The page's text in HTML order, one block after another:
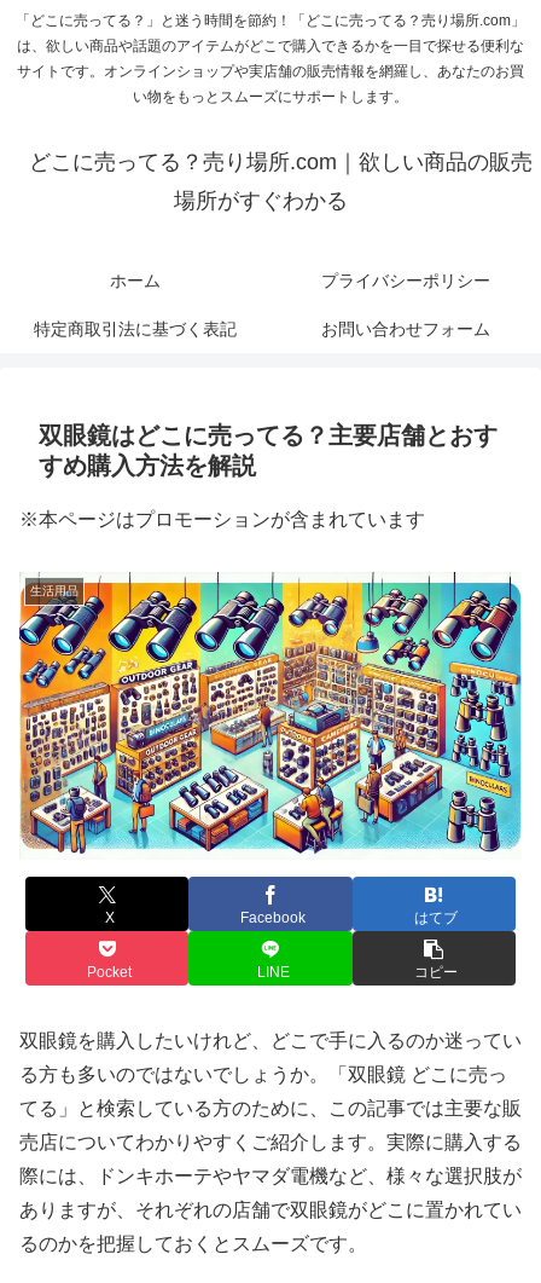
「どこに売ってる？」と迷う時間を節約！「どこに売ってる？売り場所.com」
は、欲しい商品や話題のアイテムがどこで購入できるかを一目で探せる便利な
サイトです。オンラインショップや実店舗の販売情報を網羅し、あなたのお買
い物をもっとスムーズにサポートします。
どこに売ってる？売り場所.com｜欲しい商品の販売
場所がすぐわかる
ホーム プライバシーポリシー
特定商取引法に基づく表記 お問い合わせフォーム
双眼鏡はどこに売ってる？主要店舗とおす
すめ購入方法を解説
※本ページはプロモーションが含まれています
生活用品
X Facebook はてブ
Pocket LINE コピー
双眼鏡を購入したいけれど、どこで手に入るのか迷ってい
る方も多いのではないでしょうか。「双眼鏡 どこに売っ
てる」と検索している方のために、この記事では主要な販
売店についてわかりやすくご紹介します。実際に購入する
際には、ドンキホーテやヤマダ電機など、様々な選択肢が
ありますが、それぞれの店舗で双眼鏡がどこに置かれてい
るのかを把握しておくとスムーズです。